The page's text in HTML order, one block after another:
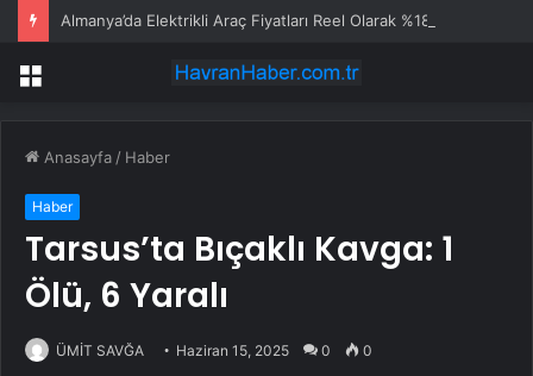
Almanya’da Elektrikli Araç Fiyatları Reel Olarak %18 Düştü
Menü
Anasayfa / Haber
Haber
Tarsus’ta Bıçaklı Kavga: 1
Ölü, 6 Yaralı
ÜMİT SAVĞA Haziran 15, 2025 0 0